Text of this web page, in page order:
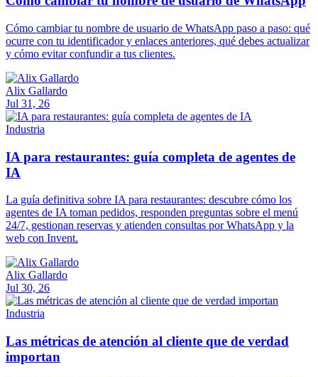
Cómo cambiar tu nombre de usuario de WhatsApp paso a paso: qué
ocurre con tu identificador y enlaces anteriores, qué debes actualizar
y cómo evitar confundir a tus clientes.
Alix Gallardo
Jul 31, 26
Industria
IA para restaurantes: guía completa de agentes de
IA
La guía definitiva sobre IA para restaurantes: descubre cómo los
agentes de IA toman pedidos, responden preguntas sobre el menú
24/7, gestionan reservas y atienden consultas por WhatsApp y la
web con Invent.
Alix Gallardo
Jul 30, 26
Industria
Las métricas de atención al cliente que de verdad
importan